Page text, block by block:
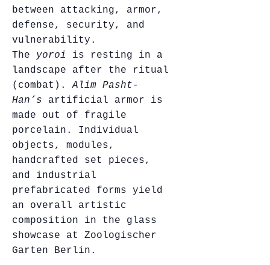
between attacking, armor,
defense, security, and
vulnerability.
The yoroi is resting in a
landscape after the ritual
(combat).Alim Pasht-
Han’s artificial armor is
made out of fragile
porcelain. Individual
objects, modules,
handcrafted set pieces,
and industrial
prefabricated forms yield
an overall artistic
composition in the glass
showcase at Zoologischer
Garten Berlin.